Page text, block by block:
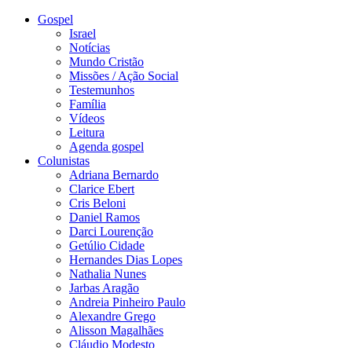
Gospel
Israel
Notícias
Mundo Cristão
Missões / Ação Social
Testemunhos
Família
Vídeos
Leitura
Agenda gospel
Colunistas
Adriana Bernardo
Clarice Ebert
Cris Beloni
Daniel Ramos
Darci Lourenção
Getúlio Cidade
Hernandes Dias Lopes
Nathalia Nunes
Jarbas Aragão
Andreia Pinheiro Paulo
Alexandre Grego
Alisson Magalhães
Cláudio Modesto